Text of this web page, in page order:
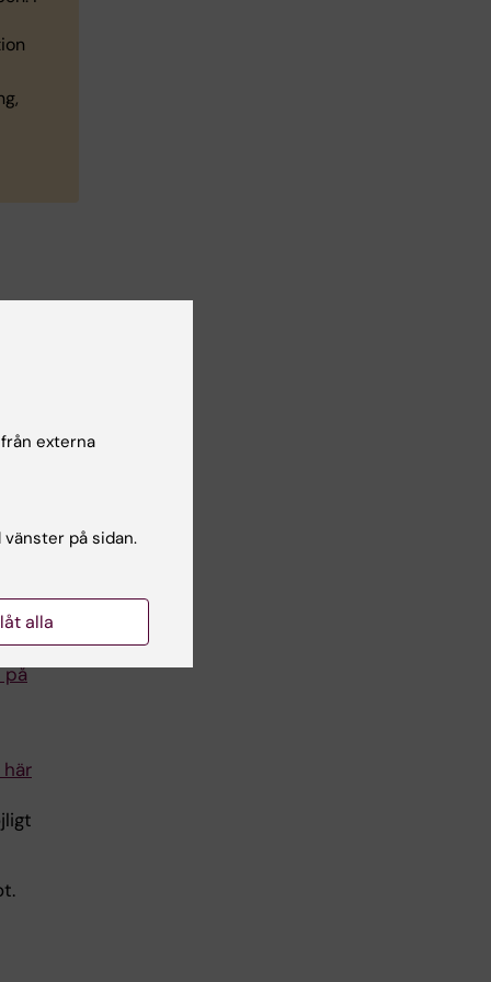
på
här
externa
på sidan.
alla